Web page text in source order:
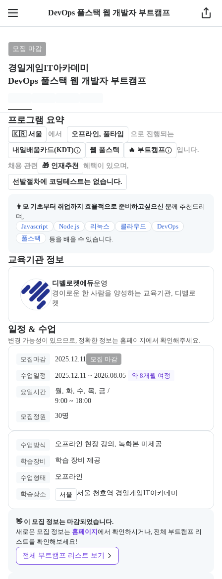
DevOps 풀스택 웹 개발자 부트캠프
1 / 5
모집 마감
경일게임IT아카데미
DevOps 풀스택 웹 개발자 부트캠프
브랜드: 경일게임IT아카데미, 과정명: DevOps 풀스택
모집개요
프로그램 요약
캠프를 운영하거나 참여하는 회사 정보를 카드 형태로 제공한다.
🇰🇷 서울 에서 오프라인, 풀타임 으로 진행되는
내일배움카드(KDT) 웹 풀스택 🔥 부트캠프 입니다.
채용 관련 🎁 인재추천 혜택이 있으며,
선발절차에 코딩테스트는 없습니다.
👩‍💻 기초부터 취업까지 효율적으로 준비하고싶으신 분께 추천드리
며,
Javascript
Node.js 리눅스 클라우드
DevOps
풀스택
등을 배울 수 있습니다.
이 섹션에서는 부트캠프를 운영하거나 주관하는 회사의 정보를 카드
교육기관 정보
경일게임IT아카데미은(는) 본 부트캠프의
디벨로켓에듀운영
경이로운 한 사람을 양성하는 교육기관, 디벨로
켓
일정 & 수업
변경 가능성이 있으므로, 정확한 정보는 홈페이지에서 확인해주세요.
교육과정 일정과 모집 상태에 따른 안내를 제공한다.
모집마감 2025.12.11 모집 마감
수업일정 2025.12.11 ~ 2026.08.05 약 8개월 여정
요일시간
월, 화, 수, 목, 금 /
9:00 ~ 18:00
모집정원 30명
수업방식 오프라인 현장 강의, 녹화본 미제공
학습장비 학습 장비 제공
수업형태 오프라인
학습장소 서울 서울 천호역 경일게임IT아카데미
👋 이 모집 정보는 마감되었습니다.
새로운 모집 정보는 홈페이지 에서 확인하시거나, 전체 부트캠프 리
스트를 확인해보세요!
전체 부트캠프 리스트 보기